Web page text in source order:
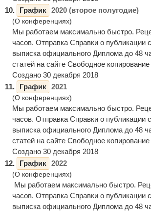
10.
График 2020 (второе полугодие)
(О конференциях)
Мы работаем максимально быстро.
часов. Отправка Справки о публикации
выписка официального Диплома до 48
статей на сайте Свободное копирование
Создано 30 декабря 2018
11.
График 2021
(О конференциях)
Мы работаем максимально быстро.
часов. Отправка Справки о публикации
выписка официального Диплома до 48
статей на сайте Свободное копирование
Создано 30 декабря 2018
12.
График 2022
(О конференциях)
Мы работаем максимально быстро.
часов. Отправка Справки о публикации
выписка официального Диплома до 48